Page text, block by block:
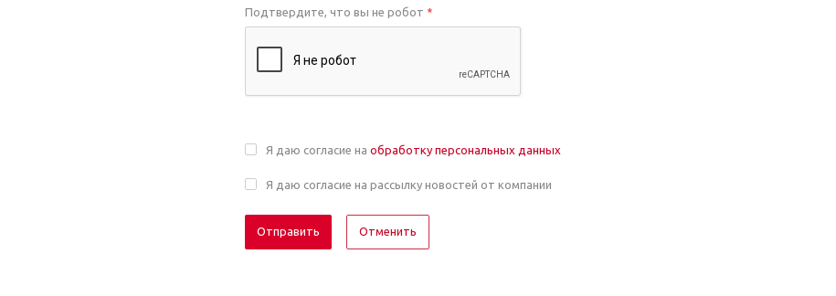
Подтвердите, что вы не робот *
Я даю согласие на обработку персональных данных
Я даю согласие на рассылку новостей от компании
Отменить